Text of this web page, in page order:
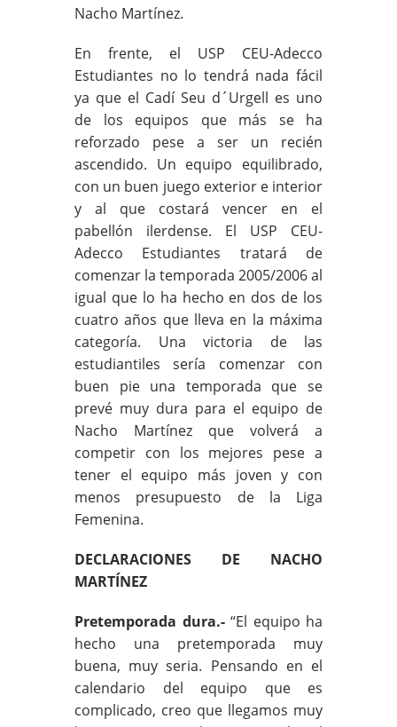
Nacho Martínez.
En frente, el USP CEU-Adecco
Estudiantes no lo tendrá nada fácil
ya que el Cadí Seu d´Urgell es uno
de los equipos que más se ha
reforzado pese a ser un recién
ascendido. Un equipo equilibrado,
con un buen juego exterior e interior
y al que costará vencer en el
pabellón ilerdense. El USP CEU-
Adecco Estudiantes tratará de
comenzar la temporada 2005/2006 al
igual que lo ha hecho en dos de los
cuatro años que lleva en la máxima
categoría. Una victoria de las
estudiantiles sería comenzar con
buen pie una temporada que se
prevé muy dura para el equipo de
Nacho Martínez que volverá a
competir con los mejores pese a
tener el equipo más joven y con
menos presupuesto de la Liga
Femenina.
DECLARACIONES DE NACHO
MARTÍNEZ
Pretemporada dura.-“El equipo ha
hecho una pretemporada muy
buena, muy seria. Pensando en el
calendario del equipo que es
complicado, creo que llegamos muy